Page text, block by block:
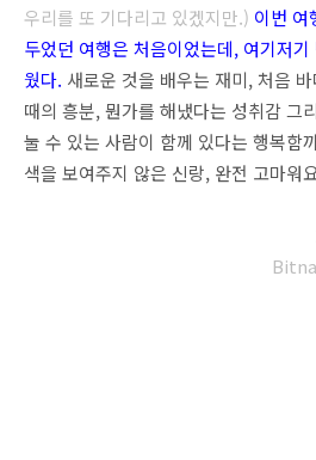
우리를 또 기다리고 있겠지만.) 이번 여
두었던 여행은 처음이었는데, 여기저기
웠다. 새로운 것을 배우는 재미, 처음
때의 흥분, 뭔가를 해냈다는 성취감 그
눌 수 있는 사람이 함께 있다는 행복함
색을 보여주지 않은 신랑, 완전 고마워